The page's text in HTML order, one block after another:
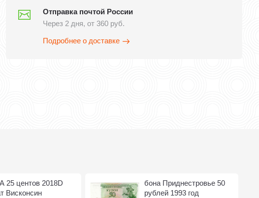
Отправка почтой России
Через 2 дня, от 360 руб.
Подробнее о доставке
25 центов 2018D
Висконсин
бона Приднестровье 50
рублей 1993 год